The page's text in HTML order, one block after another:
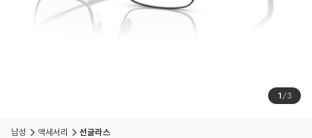
1/3
남성 액세서리 선글라스